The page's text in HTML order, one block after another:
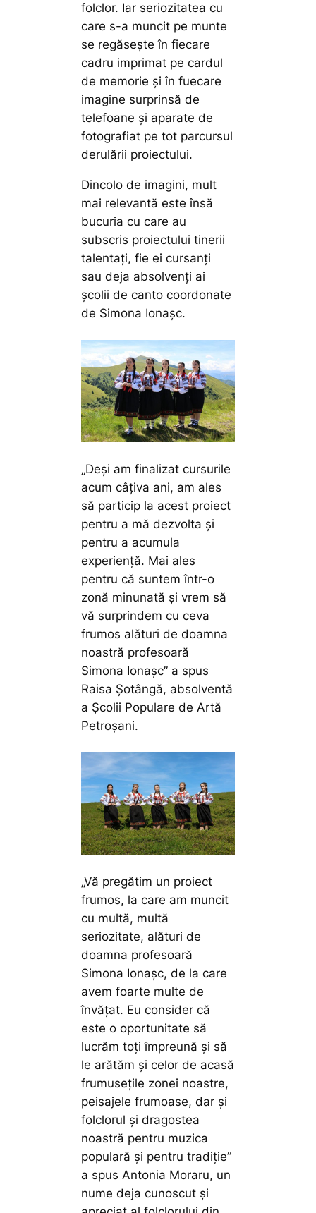
folclor. Iar seriozitatea cu
care s-a muncit pe munte
se regăsește în fiecare
cadru imprimat pe cardul
de memorie și în fuecare
imagine surprinsă de
telefoane și aparate de
fotografiat pe tot parcursul
derulării proiectului.
Dincolo de imagini, mult
mai relevantă este însă
bucuria cu care au
subscris proiectului tinerii
talentați, fie ei cursanți
sau deja absolvenți ai
școlii de canto coordonate
de Simona Ionașc.
„Deși am finalizat cursurile
acum câțiva ani, am ales
să particip la acest proiect
pentru a mă dezvolta și
pentru a acumula
experiență. Mai ales
pentru că suntem într-o
zonă minunată și vrem să
vă surprindem cu ceva
frumos alături de doamna
noastră profesoară
Simona Ionașc” a spus
Raisa Șotângă, absolventă
a Școlii Populare de Artă
Petroșani.
„Vă pregătim un proiect
frumos, la care am muncit
cu multă, multă
seriozitate, alături de
doamna profesoară
Simona Ionașc, de la care
avem foarte multe de
învățat. Eu consider că
este o oportunitate să
lucrăm toți împreună și să
le arătăm și celor de acasă
frumusețile zonei noastre,
peisajele frumoase, dar și
folclorul și dragostea
noastră pentru muzica
populară și pentru tradiție”
a spus Antonia Moraru, un
nume deja cunoscut și